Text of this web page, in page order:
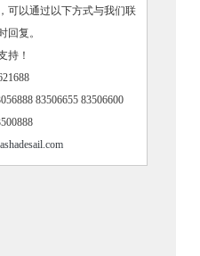
可以通过以下方式与我们联
回复。
持！
83506655 83506600